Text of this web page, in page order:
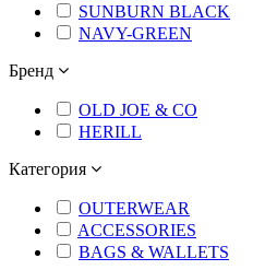
SUNBURN BLACK
NAVY-GREEN
Бренд
OLD JOE & CO
HERILL
Категория
OUTERWEAR
ACCESSORIES
BAGS & WALLETS